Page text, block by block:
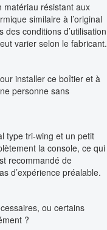
matériau résistant aux
similaire à l’original
conditions d’utilisation
varier selon le fabricant.
installer ce boîtier et à
personne sans
type tri-wing et un petit
la console, ce qui
recommandé de
d’expérience préalable.
ou certains
?